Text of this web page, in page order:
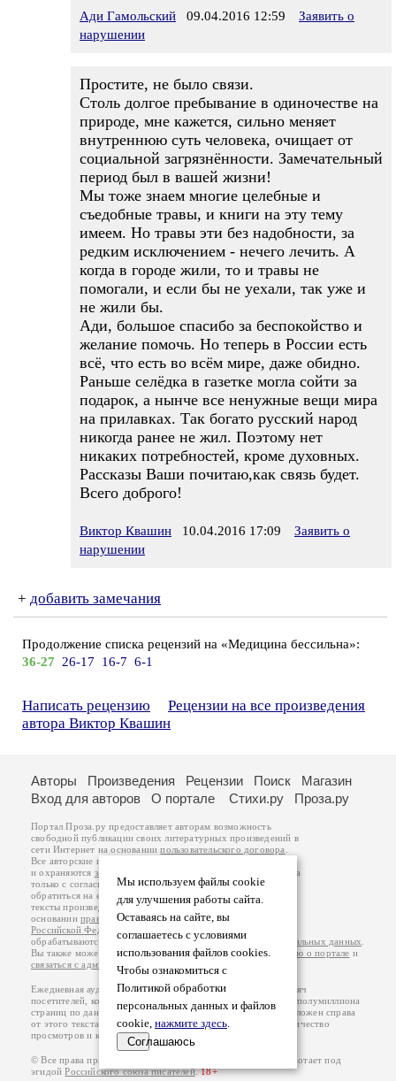
Ади Гамольский 09.04.2016 12:59
Заявить о
нарушении
Простите, не было связи.
Столь долгое пребывание в одиночестве на
природе, мне кажется, сильно меняет
внутреннюю суть человека, очищает от
социальной загрязнённости. Замечательный
период был в вашей жизни!
Мы тоже знаем многие целебные и
съедобные травы, и книги на эту тему
имеем. Но травы эти без надобности, за
редким исключением - нечего лечить. А
когда в городе жили, то и травы не
помогали, и если бы не уехали, так уже и
не жили бы.
Ади, большое спасибо за беспокойство и
желание помочь. Но теперь в России есть
всё, что есть во всём мире, даже обидно.
Раньше селёдка в газетке могла сойти за
подарок, а нынче все ненужные вещи мира
на прилавках. Так богато русский народ
никогда ранее не жил. Поэтому нет
никаких потребностей, кроме духовных.
Рассказы Ваши почитаю,как связь будет.
Всего доброго!
Виктор Квашин 10.04.2016 17:09
Заявить о
нарушении
+ добавить замечания
Продолжение списка рецензий на «Медицина бессильна»:
36-27
26-17 16-7 6-1
Написать рецензию
Рецензии на все произведения
автора Виктор Квашин
Мы используем файлы cookie
для улучшения работы сайта.
Оставаясь на сайте, вы
соглашаетесь с условиями
использования файлов cookies.
Чтобы ознакомиться с
Политикой обработки
персональных данных и файлов
cookie, нажмите здесь.
Соглашаюсь
Авторы Произведения Рецензии Поиск
Магазин
Вход для авторов
О портале Стихи.ру Проза.ру
Портал Проза.ру предоставляет авторам возможность
свободной публикации своих литературных произведений в
сети Интернет на основаниипользовательского договора
Все авторские права на произведения принадлежат авторам
и охраняются законом
. Перепечатка произведений возможна
только с согласия его автора, к которому вы можете
обратиться на его авторской странице. Ответственность за
тексты произведений авторы несут самостоятельно на
основанииправил публикацииизаконодательства
Российской Федерации
обрабатываются на основанииПолитики обработки персональных данных
Вы также можете посмотреть более подробнуюинформацию о портале и
связаться с администрацией
Ежедневная аудитория портала Проза.ру – порядка 100 тысяч
посетителей, которые в общей сумме просматривают более полумиллиона
страниц по данным счетчика посещаемости, который расположен справа
от этого текста. В каждой графе указано по две цифры: количество
просмотров и количество посетителей.
© Все права принадлежат авторам, 2000-2026. Портал работает под
эгидойРоссийского союза писателей.18+